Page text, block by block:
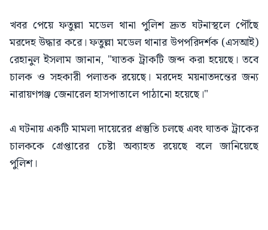
খবর পেয়ে ফতুল্লা মডেল থানা পুলিশ দ্রুত ঘটনাস্থলে পৌঁছে
মরদেহ উদ্ধার করে। ফতুল্লা মডেল থানার উপপরিদর্শক (এসআই)
রেহানুল ইসলাম জানান, "ঘাতক ট্রাকটি জব্দ করা হয়েছে। তবে
চালক ও সহকারী পলাতক রয়েছে। মরদেহ ময়নাতদন্তের জন্য
নারায়ণগঞ্জ জেনারেল হাসপাতালে পাঠানো হয়েছে।"
এ ঘটনায় একটি মামলা দায়েরের প্রস্তুতি চলছে এবং ঘাতক ট্রাকের
চালককে গ্রেপ্তারের চেষ্টা অব্যাহত রয়েছে বলে জানিয়েছে
পুলিশ।